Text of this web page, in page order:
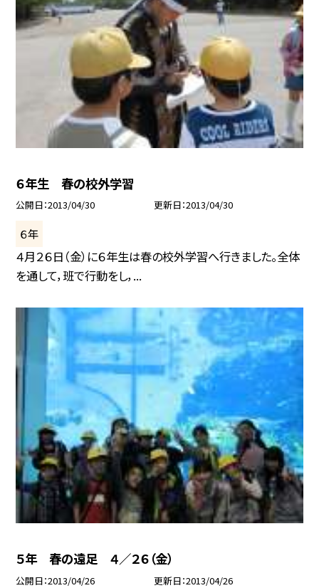
６年生 春の校外学習
公開日 2013/04/30 更新日 2013/04/30
６年
４月２６日（金）に６年生は春の校外学習へ行きました。全体
を通して，班で行動をし，...
５年 春の遠足 ４／２６（金）
公開日 2013/04/26 更新日 2013/04/26